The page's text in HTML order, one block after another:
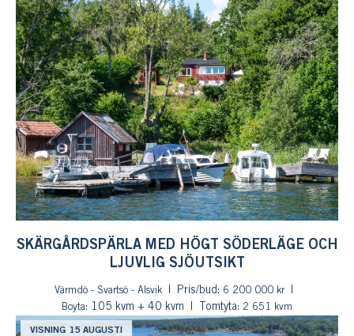
SKÄRGÅRDSPÄRLA MED HÖGT SÖDERLÄGE OCH
LJUVLIG SJÖUTSIKT
Värmdö - Svartsö - Alsvik Pris/bud: 6 200 000 kr
Boyta: 105 kvm + 40 kvm Tomtyta: 2 651 kvm
VISNING 15 AUGUSTI